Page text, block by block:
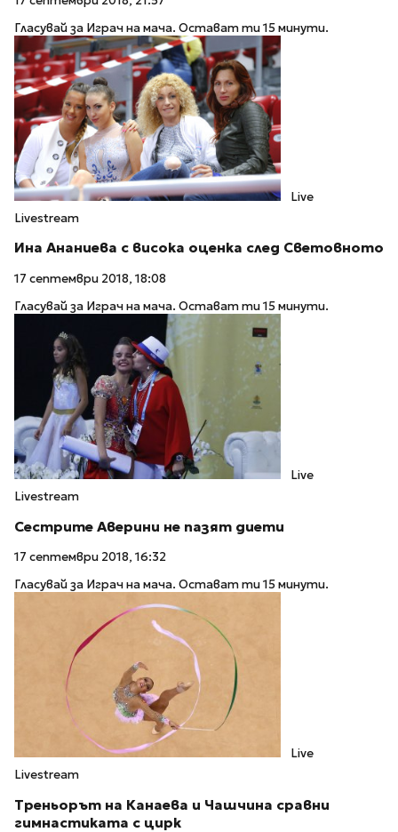
Гласувай за Играч на мача. Остават ти 15 минути.
Live
Livestream
Ина Ананиева с висока оценка след Световното
17 септември 2018, 18:08
Гласувай за Играч на мача. Остават ти 15 минути.
Live
Livestream
Сестрите Аверини не пазят диети
17 септември 2018, 16:32
Гласувай за Играч на мача. Остават ти 15 минути.
Live
Livestream
Треньорът на Канаева и Чашчина сравни
гимнастиката с цирк